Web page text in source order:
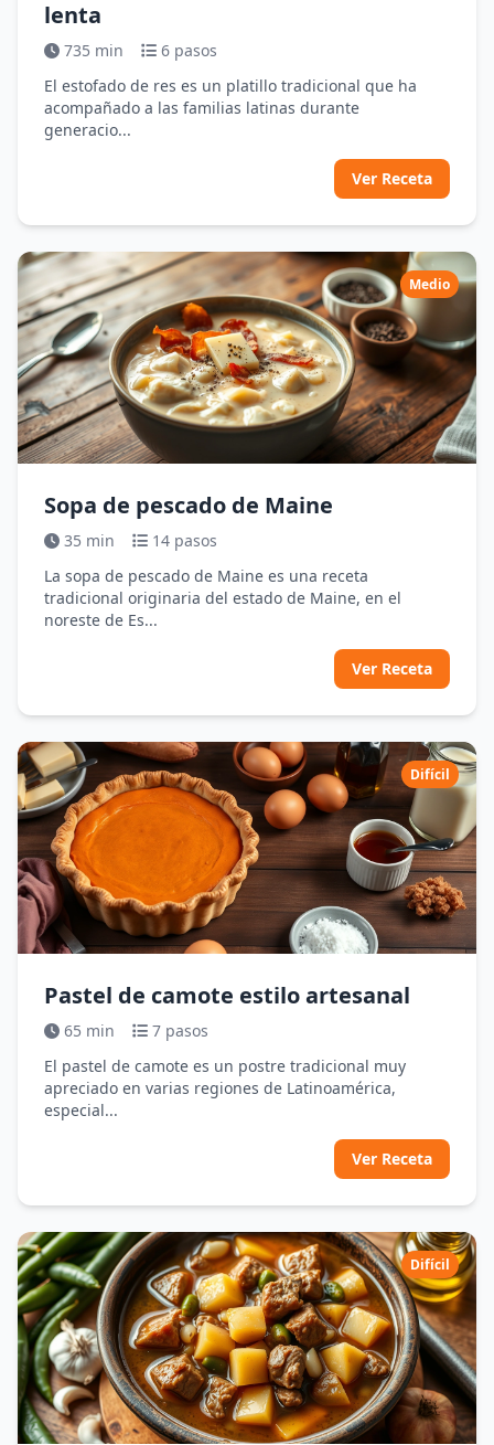
lenta
735 min
6 pasos
El estofado de res es un platillo tradicional que ha
acompañado a las familias latinas durante
generacio...
Ver Receta
Medio
Sopa de pescado de Maine
35 min
14 pasos
La sopa de pescado de Maine es una receta
tradicional originaria del estado de Maine, en el
noreste de Es...
Ver Receta
Difícil
Pastel de camote estilo artesanal
65 min
7 pasos
El pastel de camote es un postre tradicional muy
apreciado en varias regiones de Latinoamérica,
especial...
Ver Receta
Difícil